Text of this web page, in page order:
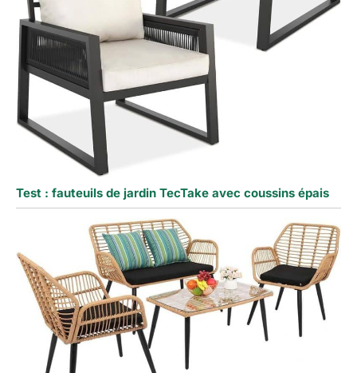
Test : fauteuils de jardin TecTake avec coussins épais